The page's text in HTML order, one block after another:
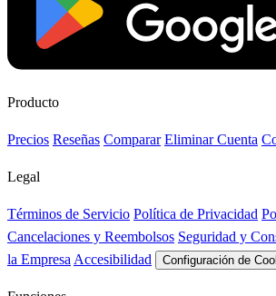
Producto
Precios Reseñas Comparar Eliminar Cuenta
Legal
Términos de Servicio Política de Privacidad
Cancelaciones y Reembolsos Seguridad y
la Empresa Accesibilidad Configuración de